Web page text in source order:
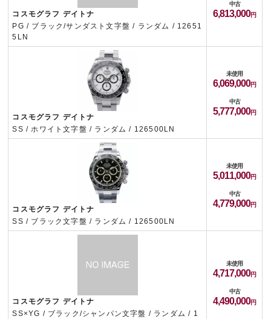
コスモグラフ デイトナ
PG / ブラック/サンダスト文字盤 / ランダム / 12651
5LN
中古
6,813,000
コスモグラフ デイトナ
SS / ホワイト文字盤 / ランダム / 126500LN
未使用
6,069,000
中古
5,777,000
コスモグラフ デイトナ
SS / ブラック文字盤 / ランダム / 126500LN
未使用
5,011,000
中古
4,779,000
コスモグラフ デイトナ
SS×YG / ブラック/シャンパン文字盤 / ランダム / 1
未使用
4,717,000
中古
4,490,000